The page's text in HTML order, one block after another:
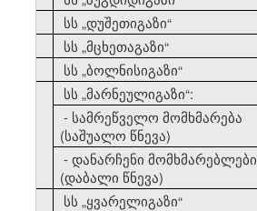
სს„დუშეთიგაზი“
სს„მცხეთაგაზი“
სს„ბოლნისიგაზი“
სს„მარნეულიგაზი“:
- სამრეწველო მომხმარება
(საშუალო წნევა)
- დანარჩენი მომხმარებლები
(დაბალი წნევა)
სს„ყვარელიგაზი“